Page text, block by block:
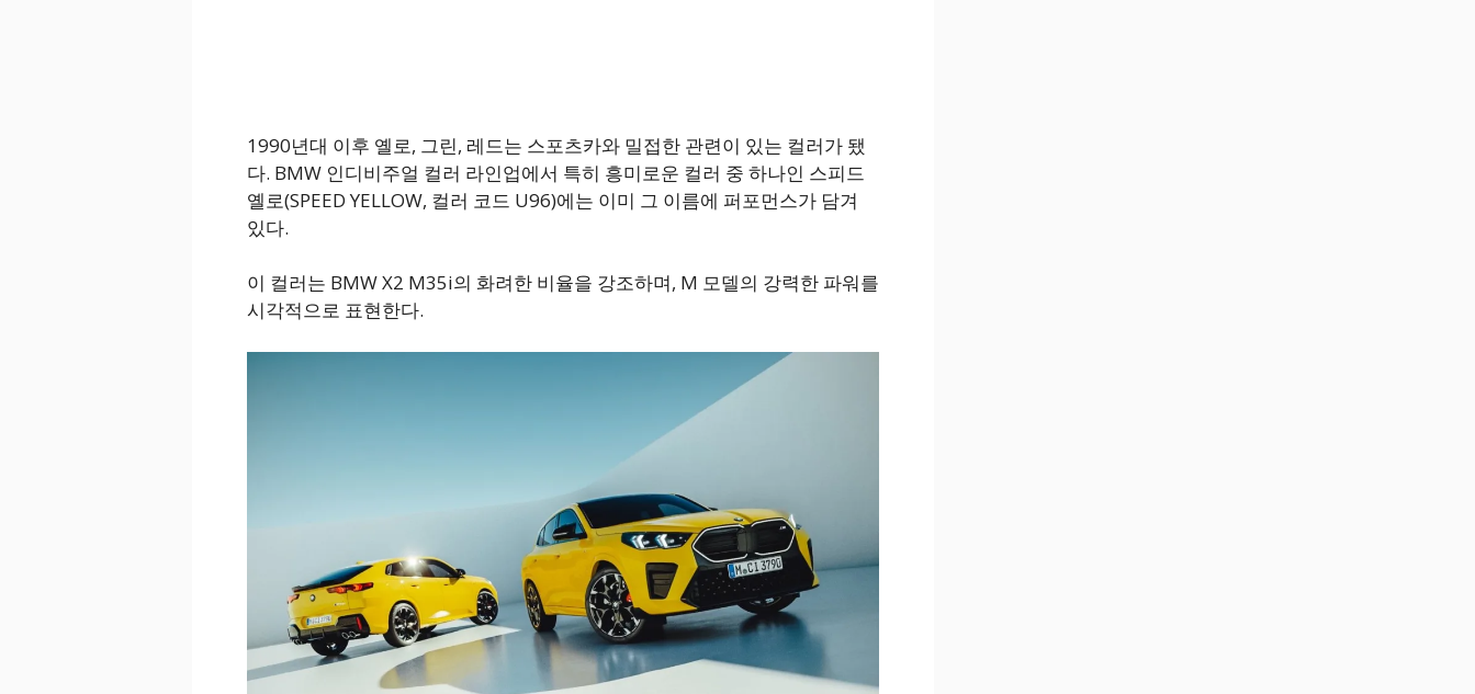
1990년대 이후 옐로, 그린, 레드는 스포츠카와 밀접한 관련이 있는 컬러가 됐
다. BMW 인디비주얼 컬러 라인업에서 특히 흥미로운 컬러 중 하나인 스피드
옐로(SPEED YELLOW, 컬러 코드 U96)에는 이미 그 이름에 퍼포먼스가 담겨
있다.
이 컬러는 BMW X2 M35i의 화려한 비율을 강조하며, M 모델의 강력한 파워를
시각적으로 표현한다.